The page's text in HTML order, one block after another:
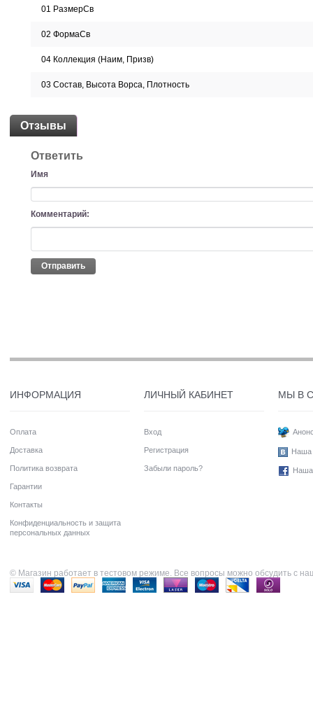
01 РазмерСв
02 ФормаСв
04 Коллекция (Наим, Призв)
03 Состав, Высота Ворса, Плотность
Отзывы
Ответить
Имя
Комментарий:
Отправить
ИНФОРМАЦИЯ
Оплата
Доставка
Политика возврата
Гарантии
Контакты
Конфиденциальность и защита
персональных данных
ЛИЧНЫЙ КАБИНЕТ
Вход
Регистрация
Забыли пароль?
МЫ В
Наша
Наша
© Магазин работает в тестовом режиме. Все вопросы можно обсудить с